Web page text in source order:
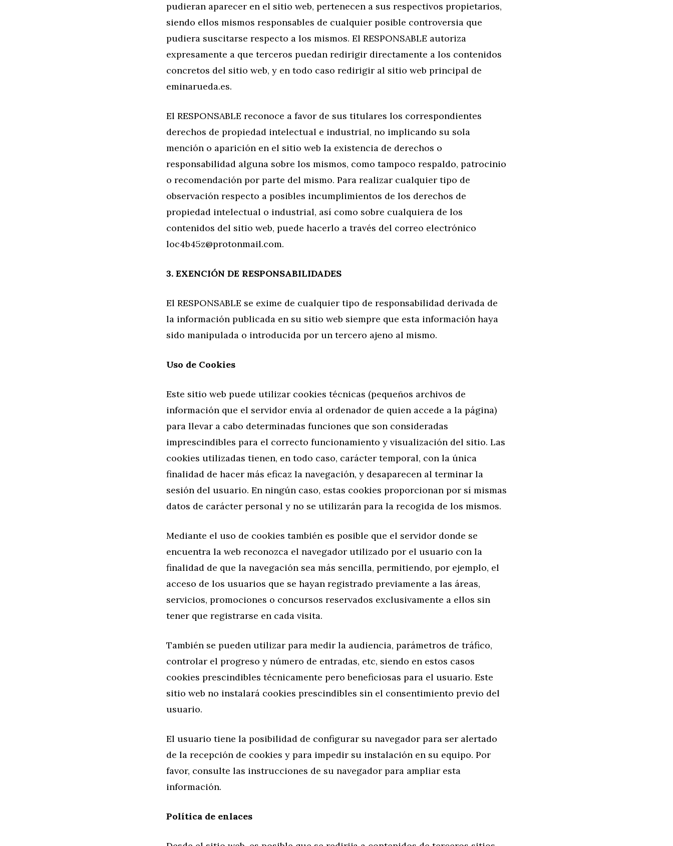
pudieran aparecer en el sitio web, pertenecen a sus respectivos propietarios,
siendo ellos mismos responsables de cualquier posible controversia que
pudiera suscitarse respecto a los mismos. El RESPONSABLE autoriza
expresamente a que terceros puedan redirigir directamente a los contenidos
concretos del sitio web, y en todo caso redirigir al sitio web principal de
eminarueda.es.
El RESPONSABLE reconoce a favor de sus titulares los correspondientes
derechos de propiedad intelectual e industrial, no implicando su sola
mención o aparición en el sitio web la existencia de derechos o
responsabilidad alguna sobre los mismos, como tampoco respaldo, patrocinio
o recomendación por parte del mismo. Para realizar cualquier tipo de
observación respecto a posibles incumplimientos de los derechos de
propiedad intelectual o industrial, así como sobre cualquiera de los
contenidos del sitio web, puede hacerlo a través del correo electrónico
loc4b45z@protonmail.com.
3. EXENCIÓN DE RESPONSABILIDADES
El RESPONSABLE se exime de cualquier tipo de responsabilidad derivada de
la información publicada en su sitio web siempre que esta información haya
sido manipulada o introducida por un tercero ajeno al mismo.
Uso de Cookies
Este sitio web puede utilizar cookies técnicas (pequeños archivos de
información que el servidor envía al ordenador de quien accede a la página)
para llevar a cabo determinadas funciones que son consideradas
imprescindibles para el correcto funcionamiento y visualización del sitio. Las
cookies utilizadas tienen, en todo caso, carácter temporal, con la única
finalidad de hacer más eficaz la navegación, y desaparecen al terminar la
sesión del usuario. En ningún caso, estas cookies proporcionan por sí mismas
datos de carácter personal y no se utilizarán para la recogida de los mismos.
Mediante el uso de cookies también es posible que el servidor donde se
encuentra la web reconozca el navegador utilizado por el usuario con la
finalidad de que la navegación sea más sencilla, permitiendo, por ejemplo, el
acceso de los usuarios que se hayan registrado previamente a las áreas,
servicios, promociones o concursos reservados exclusivamente a ellos sin
tener que registrarse en cada visita.
También se pueden utilizar para medir la audiencia, parámetros de tráfico,
controlar el progreso y número de entradas, etc, siendo en estos casos
cookies prescindibles técnicamente pero beneficiosas para el usuario. Este
sitio web no instalará cookies prescindibles sin el consentimiento previo del
usuario.
El usuario tiene la posibilidad de configurar su navegador para ser alertado
de la recepción de cookies y para impedir su instalación en su equipo. Por
favor, consulte las instrucciones de su navegador para ampliar esta
información.
Política de enlaces